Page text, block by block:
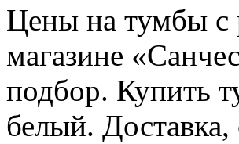
Цены на тумбы с
магазине
подбор. Купить
белый.